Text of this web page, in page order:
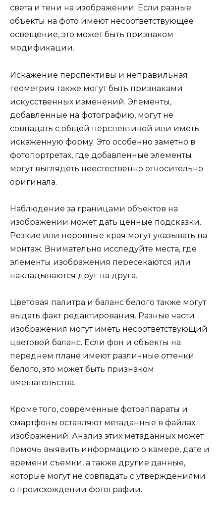
света и тени на изображении. Если разные
объекты на фото имеют несоответствующее
освещение, это может быть признаком
модификации.
Искажение перспективы и неправильная
геометрия также могут быть признаками
искусственных изменений. Элементы,
добавленные на фотографию, могут не
совпадать с общей перспективой или иметь
искаженную форму. Это особенно заметно в
фотопортретах, где добавленные элементы
могут выглядеть неестественно относительно
оригинала.
Наблюдение за границами объектов на
изображении может дать ценные подсказки.
Резкие или неровные края могут указывать на
монтаж. Внимательно исследуйте места, где
элементы изображения пересекаются или
накладываются друг на друга.
Цветовая палитра и баланс белого также могут
выдать факт редактирования. Разные части
изображения могут иметь несоответствующий
цветовой баланс. Если фон и объекты на
переднем плане имеют различные оттенки
белого, это может быть признаком
вмешательства.
Кроме того, современные фотоаппараты и
смартфоны оставляют метаданные в файлах
изображений. Анализ этих метаданных может
помочь выявить информацию о камере, дате и
времени съемки, а также другие данные,
которые могут не совпадать с утверждениями
о происхождении фотографии.